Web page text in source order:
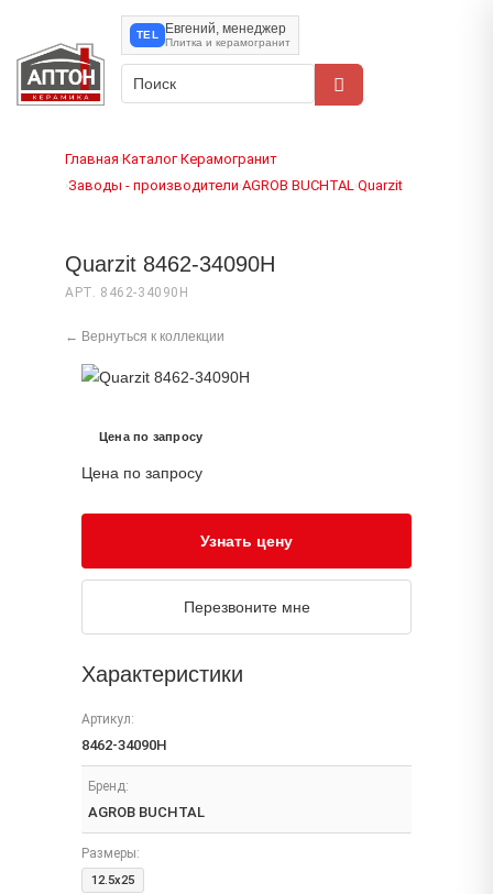
TEL Евгений, менеджер
Плитка и керамогранит
Главная›Каталог›Керамогранит
›Заводы - производители›AGROB BUCHTAL›Quarzit
Quarzit 8462-34090H
АРТ. 8462-34090H
← Вернуться к коллекции
Цена по запросу
Цена по запросу
Узнать цену
Перезвоните мне
Характеристики
Артикул:
8462-34090H
Бренд:
AGROB BUCHTAL
Размеры:
12.5x25